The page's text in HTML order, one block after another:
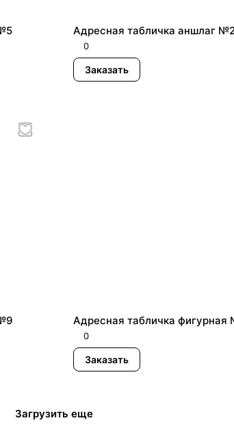
Адресная табличка аншлаг
0
Заказать
Адресная табличка фигурная
0
Заказать
Загрузить еще